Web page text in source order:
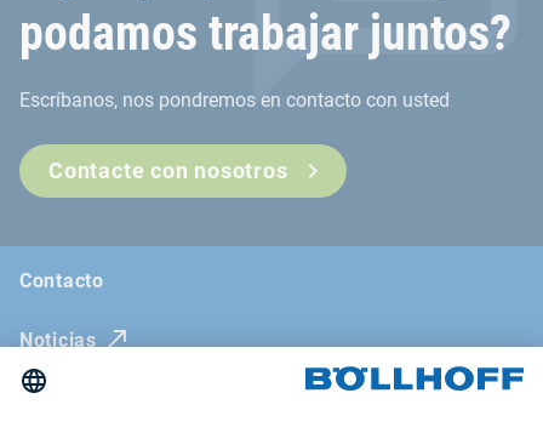
podamos trabajar juntos?
Escríbanos, nos pondremos en contacto con usted
Contacte con nosotros
Contacto
Noticias
La revista Böllhoff